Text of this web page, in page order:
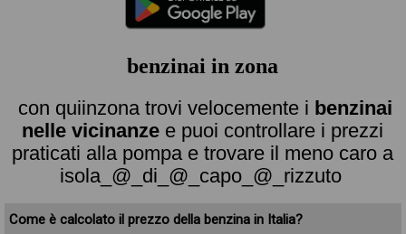
benzinai in zona
con quiinzona trovi velocemente i benzinai
nelle vicinanze e puoi controllare i prezzi
praticati alla pompa e trovare il meno caro a
isola_@_di_@_capo_@_rizzuto
Come è calcolato il prezzo della benzina in Italia?